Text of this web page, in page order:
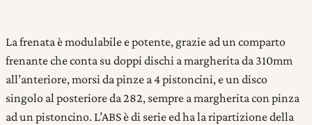
La frenata è modulabile e potente, grazie ad un comparto
frenante che conta su doppi dischi a margherita da 310mm
all’anteriore, morsi da pinze a 4 pistoncini, e un disco
singolo al posteriore da 282, sempre a margherita con pinza
ad un pistoncino. L’ABS è di serie ed ha la ripartizione della